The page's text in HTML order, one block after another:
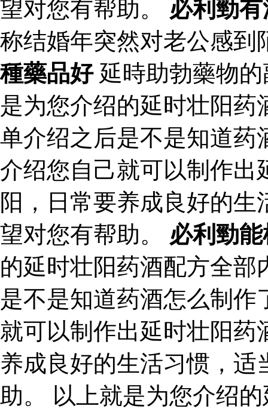
望对您有帮助。 必利勁
称结婚年突然对老公感
種藥品好延時助勃藥物
是为您介绍的延时壮阳
单介绍之后是不是知道药
介绍您自己就可以制作出
阳，日常要养成良好的
望对您有帮助。 必利勁
的延时壮阳药酒配方全
是不是知道药酒怎么制
就可以制作出延时壮阳药
养成良好的生活习惯，
助。 以上就是为您介绍